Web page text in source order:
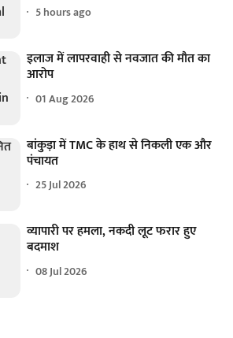
5 hours ago
इलाज में लापरवाही से नवजात की मौत का
आरोप
01 Aug 2026
बांकुड़ा में TMC के हाथ से निकली एक और
पंचायत
25 Jul 2026
व्यापारी पर हमला, नकदी लूट फरार हुए
बदमाश
08 Jul 2026